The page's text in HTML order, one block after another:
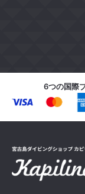
6つの国際